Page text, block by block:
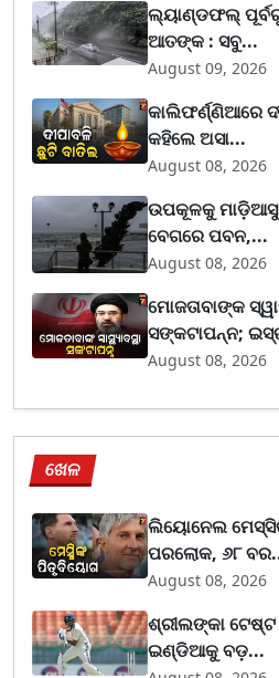
ଲ୍ୟାଣ୍ଡଫଲ୍
ଆତଙ୍କ : ସବୁ...
August 09, 2026
କାଲିଫର୍ଣ୍ଣିଆରେ
କହିଲେ ଅସା...
August 08, 2026
ଉପକୂଳକୁ
ବେଗରେ ପବନ,...
August 08, 2026
ମୋଜତାବାଙ୍କ
ସଙ୍କଟାପନ୍ନ;
August 08, 2026
ଖେଳ
ଲିୟୋନେଲ
ପରଲୋକ, ୬୮
August 08, 2026
ଶ୍ରୀଲଙ୍କା
ଇଣ୍ଡିଆକୁ ବଡ଼...